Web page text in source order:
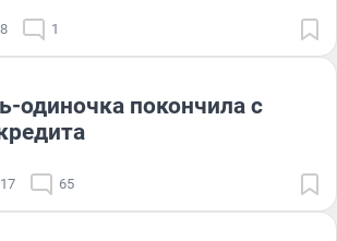
1
одиночка покончила с
65